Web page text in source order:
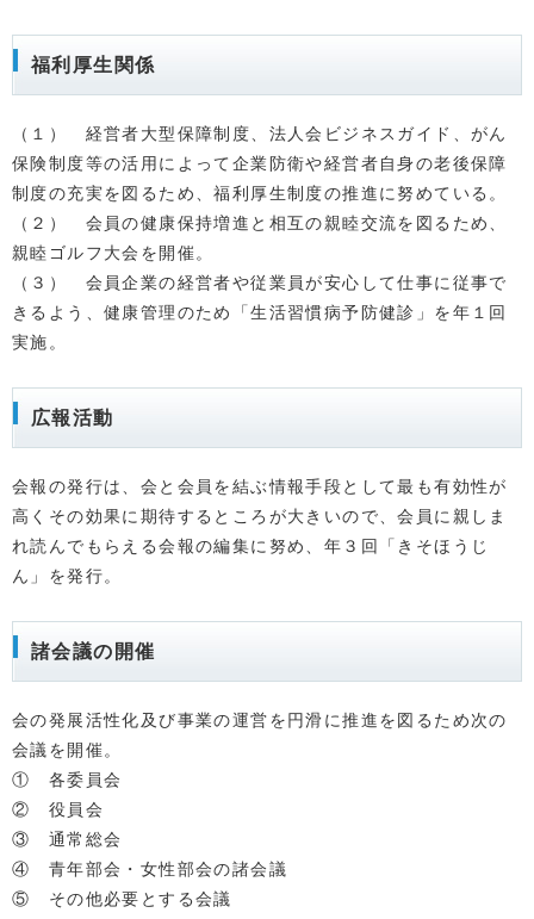
福利厚生関係
（１） 経営者大型保障制度、法人会ビジネスガイド、がん
保険制度等の活用によって企業防衛や経営者自身の老後保障
制度の充実を図るため、福利厚生制度の推進に努めている。
（２） 会員の健康保持増進と相互の親睦交流を図るため、
親睦ゴルフ大会を開催。
（３） 会員企業の経営者や従業員が安心して仕事に従事で
きるよう、健康管理のため「生活習慣病予防健診」を年１回
実施。
広報活動
会報の発行は、会と会員を結ぶ情報手段として最も有効性が
高くその効果に期待するところが大きいので、会員に親しま
れ読んでもらえる会報の編集に努め、年３回「きそほうじ
ん」を発行。
諸会議の開催
会の発展活性化及び事業の運営を円滑に推進を図るため次の
会議を開催。
① 各委員会
② 役員会
③ 通常総会
④ 青年部会・女性部会の諸会議
⑤ その他必要とする会議